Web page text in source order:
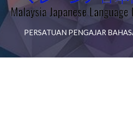
PERSATUAN PENGAJAR